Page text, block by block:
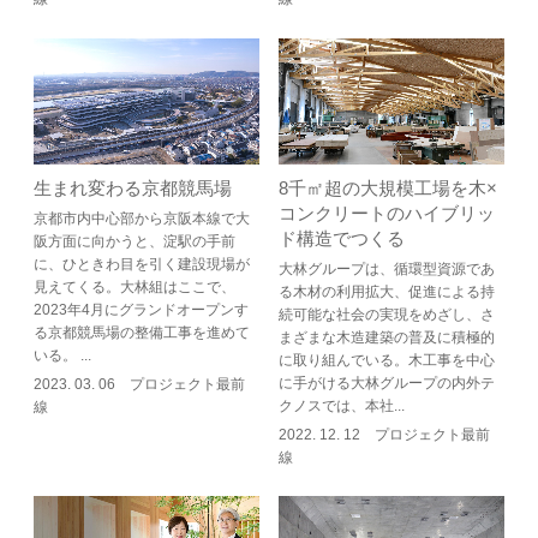
生まれ変わる京都競馬場
京都市内中心部から京阪本線で大
阪方面に向かうと、淀駅の手前
に、ひときわ目を引く建設現場が
見えてくる。大林組はここで、
2023年4月にグランドオープンす
る京都競馬場の整備工事を進めて
いる。 ...
2023. 03. 06 プロジェクト最前
線
8千㎡超の大規模工場を木×
コンクリートのハイブリッ
ド構造でつくる
大林グループは、循環型資源であ
る木材の利用拡大、促進による持
続可能な社会の実現をめざし、さ
まざまな木造建築の普及に積極的
に取り組んでいる。木工事を中心
に手がける大林グループの内外テ
クノスでは、本社...
2022. 12. 12 プロジェクト最前
線